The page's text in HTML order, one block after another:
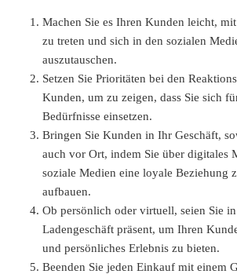
Machen Sie es Ihren Kunden leicht,
zu treten und sich in den sozialen
auszutauschen.
Setzen Sie Prioritäten bei den
Kunden, um zu zeigen, dass Sie sich
Bedürfnisse einsetzen.
Bringen Sie Kunden in Ihr Geschäft,
auch vor Ort, indem Sie über digitales
soziale Medien eine loyale Beziehung
aufbauen.
Ob persönlich oder virtuell, seien Sie
Ladengeschäft präsent, um Ihren
und persönliches Erlebnis zu bieten.
Beenden Sie jeden Einkauf mit einem